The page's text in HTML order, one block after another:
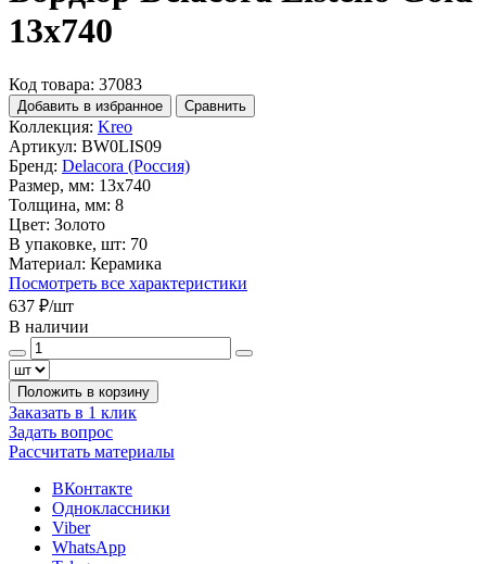
13x740
Код товара: 37083
Добавить в избранное Сравнить
Коллекция: Kreo
Артикул: BW0LIS09
Бренд: Delacora (Россия)
Размер, мм: 13x740
Толщина, мм: 8
Цвет: Золото
В упаковке, шт: 70
Материал: Керамика
Посмотреть все характеристики
637 ₽/шт
В наличии
Положить в корзину
Заказать в 1 клик
Задать вопрос
Рассчитать материалы
ВКонтакте
Одноклассники
Viber
WhatsApp